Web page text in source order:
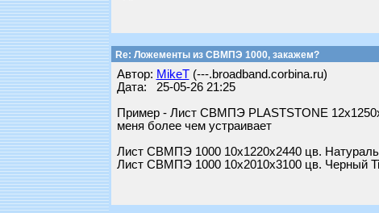
Re: Ложементы из СВМПЭ 1000, закажем?
Автор: MikeT(---.broadband.corbina.ru)
Дата: 25-05-26 21:25
Пример - Лист СВМПЭ PLASTSTONE
меня более чем устраивает
Лист СВМПЭ 1000 10х1220х2440 цв.
Лист СВМПЭ 1000 10х2010х3100 цв. Черный